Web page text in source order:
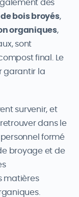
des
bois broyés,
organiques,
sont
final. Le
garantir la
survenir, et
dans le
formé
broyage et de
matières